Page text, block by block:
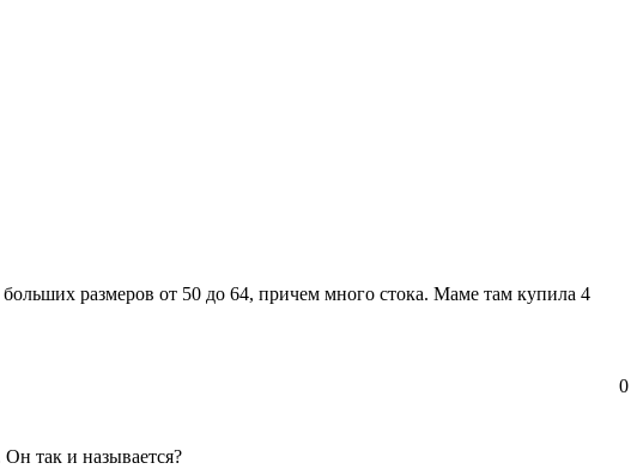
размеров от 50 до 64, причем много стока. Маме там купила 4
0
так и называется?